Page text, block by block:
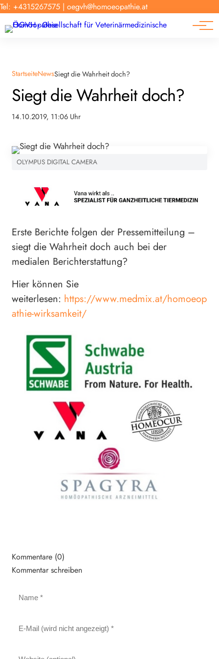
Tel: +4315267575 | oegvh@homoeopathie.at
Tierarzt-Suche
Forschung
News
StartseiteNewsSiegt die Wahrheit doch?
Siegt die Wahrheit doch?
14.10.2019, 11:06 Uhr
OLYMPUS DIGITAL CAMERA
Erste Berichte folgen der Pressemitteilung –
siegt die Wahrheit doch auch bei der
medialen Berichterstattung?
Hier können Sie
weiterlesen: https://www.medmix.at/homoeop
athie-wirksamkeit/
Kommentare (0)
Kommentar schreiben